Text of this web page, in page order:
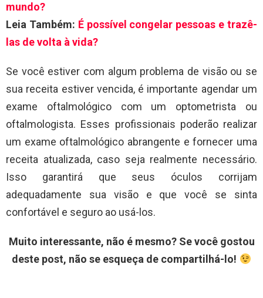
mundo?
Leia Também: É possível congelar pessoas e trazê-
las de volta à vida?
Se você estiver com algum problema de visão ou se
sua receita estiver vencida, é importante agendar um
exame oftalmológico com um optometrista ou
oftalmologista. Esses profissionais poderão realizar
um exame oftalmológico abrangente e fornecer uma
receita atualizada, caso seja realmente necessário.
Isso garantirá que seus óculos corrijam
adequadamente sua visão e que você se sinta
confortável e seguro ao usá-los.
Muito interessante, não é mesmo? Se você gostou
deste post, não se esqueça de compartilhá-lo!